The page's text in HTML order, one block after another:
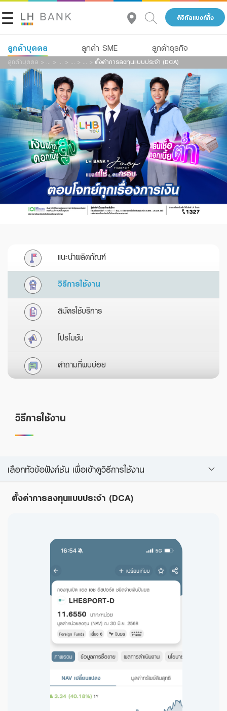
ดิจิทัลแบงก์กิ้ง
ลูกค้าบุคคล ลูกค้า SME ลูกค้าธุรกิจ
เกี่ยวกับเรา
นักลงทุนสัมพันธ์
ติดต่อเรา
กลุ่มธุรกิจทางการเงินแลนด์ แอนด์ เฮ้าส์
โทร 1327
เงินฝาก
สินเชื่อ
ประกัน
การลงทุน
บริการ
ดิจิทัลแบงก์กิ้ง
Family Banking
สินเชื่อ
บัญชีเพื่อธุรกิจ
บริการ
Advisory Service
สินเชื่อทั้งหมด
Product Program
สินเชื่อธุรกิจ
สินเชื่อแฟคเตอริ่ง
หนังสือค้ำประกัน
แนะนำ
ลูกค้าบุคคล > > > > > ตั้งค่าการลงทุนแบบประจำ (DCA)
แนะนำผลิตภัณฑ์
วิธีการใช้งาน
สมัครใช้บริการ
โปรโมชัน
คำถามที่พบบ่อย
วิธีการใช้งาน
เลือกหัวข้อฟังก์ชัน เพื่อเข้าดูวิธีการใช้งาน
ตั้งค่าการลงทุนแบบประจำ (DCA)